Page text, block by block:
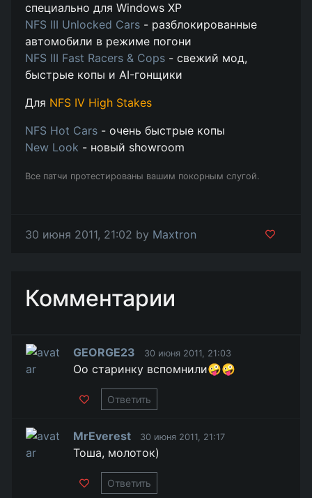
специально для Windows XP
NFS III Unlocked Cars - разблокированные
автомобили в режиме погони
NFS III Fast Racers & Cops - свежий мод,
быстрые копы и AI-гонщики
Для NFS IV High Stakes
NFS Hot Cars - очень быстрые копы
New Look - новый showroom
Все патчи протестированы вашим покорным слугой.
30 июня 2011, 21:02 by Maxtron
Комментарии
GEORGE23 30 июня 2011, 21:03
Оо старинку вспомнили🤪🤪
Ответить
MrEverest 30 июня 2011, 21:17
Тоша, молоток)
Ответить